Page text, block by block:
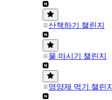
산책하기 챌린지
물 마시기 챌린지
영양제 먹기 챌린지